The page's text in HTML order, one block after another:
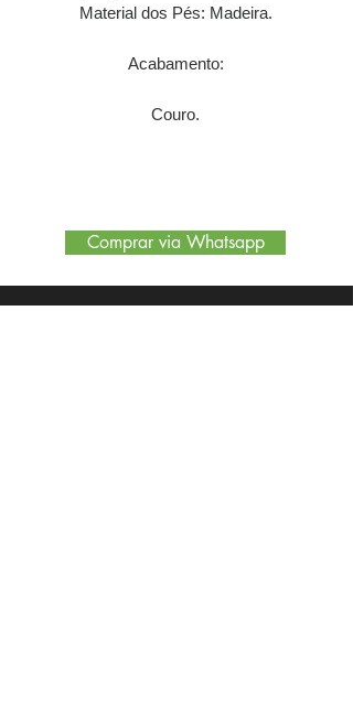
Material dos Pés: Madeira.
Acabamento:
Couro.
Comprar via Whatsapp